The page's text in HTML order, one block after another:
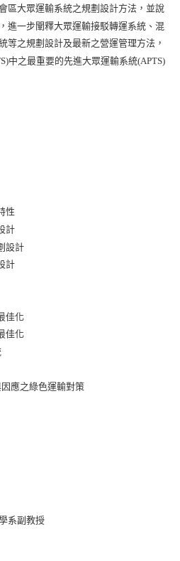
區大眾運輸系統之規劃設計方法，並說
進一步闡釋大眾運輸接駁轉運系統、混
等之規劃設計及最新之營運管理方法，
中之最重要的先進大眾運輸系統(APTS)
性
計
設計
計
佳化
佳化
應之綠色運輸對策
系副教授